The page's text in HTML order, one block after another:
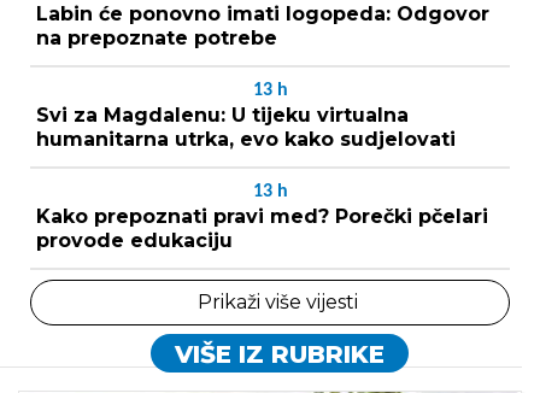
Labin će ponovno imati logopeda: Odgovor
na prepoznate potrebe
13 h
Svi za Magdalenu: U tijeku virtualna
humanitarna utrka, evo kako sudjelovati
13 h
Kako prepoznati pravi med? Porečki pčelari
provode edukaciju
Prikaži više vijesti
VIŠE IZ RUBRIKE